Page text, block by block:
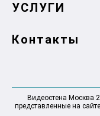
УСЛУГИ
Контакты
Видеостена Москва
представленные на